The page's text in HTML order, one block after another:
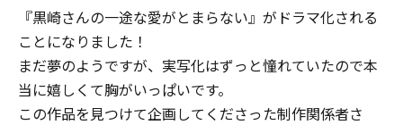
『黒崎さんの一途な愛がとまらない』がドラマ化される
ことになりました！
まだ夢のようですが、実写化はずっと憧れていたので本
当に嬉しくて胸がいっぱいです。
この作品を見つけて企画してくださった制作関係者さ